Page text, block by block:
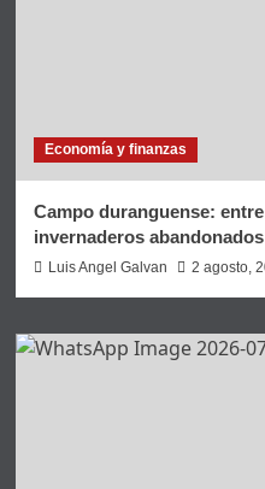
Economía y finanzas
Campo duranguense:
invernaderos abandonados
Luis Angel Galvan 2 agosto,